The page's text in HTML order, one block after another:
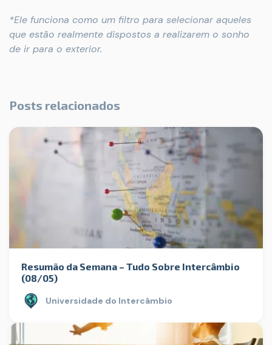
*Ele funciona como um filtro para selecionar aqueles
que estão realmente dispostos a realizarem o sonho
de ir para o exterior.
Posts relacionados
Resumão da Semana – Tudo Sobre Intercâmbio
(08/05)
Universidade do Intercâmbio